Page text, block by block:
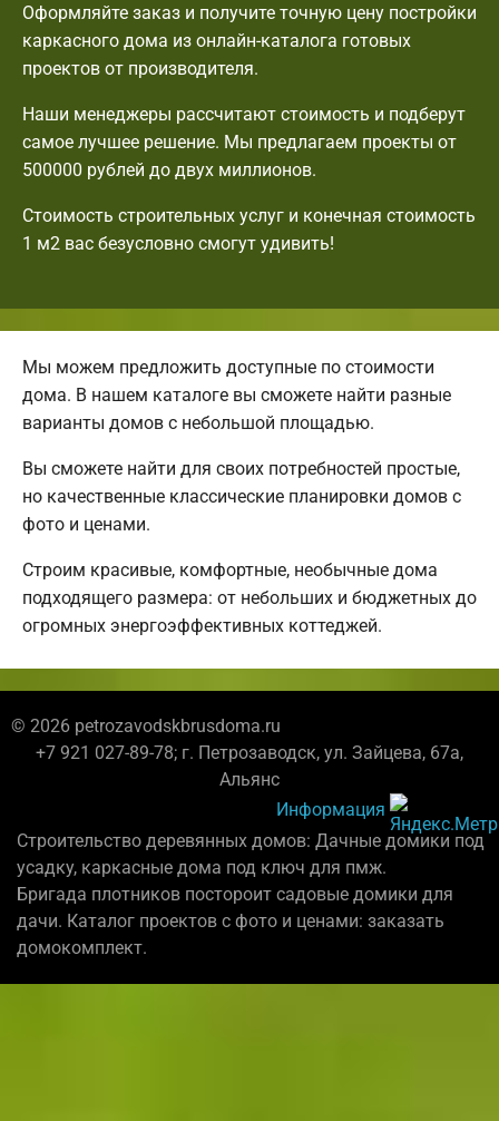
Оформляйте заказ и получите точную цену постройки
каркасного дома из онлайн-каталога готовых
проектов от производителя.
Наши менеджеры рассчитают стоимость и подберут
самое лучшее решение. Мы предлагаем проекты от
500000 рублей до двух миллионов.
Стоимость строительных услуг и конечная стоимость
1 м2 вас безусловно смогут удивить!
Мы можем предложить доступные по стоимости
дома. В нашем каталоге вы сможете найти разные
варианты домов с небольшой площадью.
Вы сможете найти для своих потребностей простые,
но качественные классические планировки домов с
фото и ценами.
Строим красивые, комфортные, необычные дома
подходящего размера: от небольших и бюджетных до
огромных энергоэффективных коттеджей.
© 2026 petrozavodskbrusdoma.ru
+7 921 027-89-78; г. Петрозаводск, ул. Зайцева, 67а,
Альянс
Информация
Строительство деревянных домов: Дачные домики под
усадку, каркасные дома под ключ для пмж.
Бригада плотников постороит садовые домики для
дачи. Каталог проектов с фото и ценами: заказать
домокомплект.